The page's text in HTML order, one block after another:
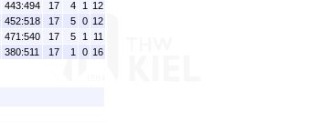
443:494 17 4 1
12
452:518 17 5 0 12
471:540 17 5 1
11
380:511 17 1 0 16